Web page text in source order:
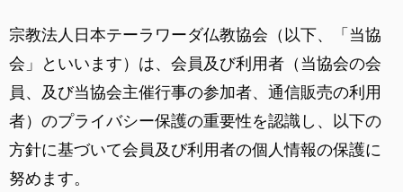
宗教法人日本テーラワーダ仏教協会（以下、「当協
会」といいます）は、会員及び利用者（当協会の会
員、及び当協会主催行事の参加者、通信販売の利用
者）のプライバシー保護の重要性を認識し、以下の
方針に基づいて会員及び利用者の個人情報の保護に
努めます。